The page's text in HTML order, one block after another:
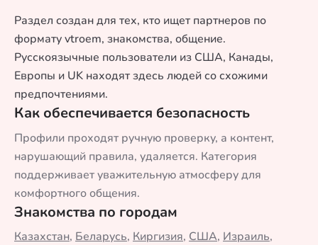
Раздел создан для тех, кто ищет партнеров по
формату vtroem, знакомства, общение.
Русскоязычные пользователи из США, Канады,
Европы и UK находят здесь людей со схожими
предпочтениями.
Как обеспечивается безопасность
Профили проходят ручную проверку, а контент,
нарушающий правила, удаляется. Категория
поддерживает уважительную атмосферу для
комфортного общения.
Знакомства по городам
Казахстан, Беларусь, Киргизия, США, Израиль,